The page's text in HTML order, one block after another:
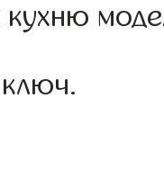
кухню